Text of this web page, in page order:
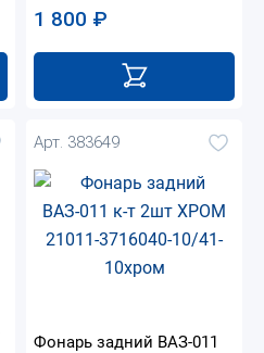
1 800 ₽
Арт. 383649
Фонарь задний ВАЗ-011